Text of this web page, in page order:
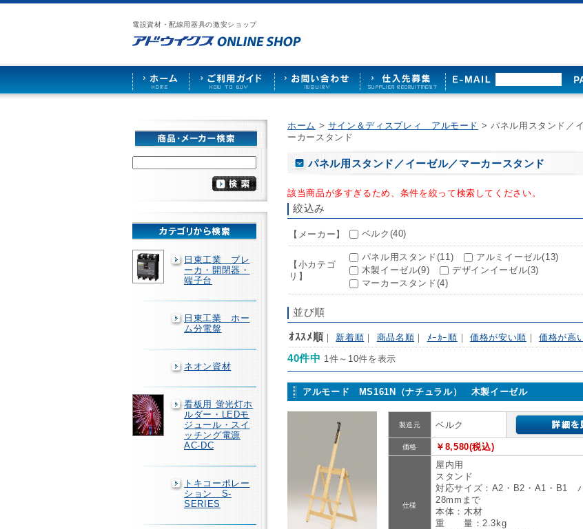
電設資材・配線用器具の激安ショップ
漏
カ
照
ア
ス
ご
ド
お
せ
仕
日東工業 ブレ
ーカ・開閉器・
端子台
日東工業 ホー
ム分電盤
ネオン資材
看板用 蛍光灯ホ
ルダー・LEDモ
ジュール・スイ
ッチング電源
AC-DC
トキコーポレー
ション S-
SERIES
ホーム > サイン＆ディスプレィ アルモード > パネル用スタンド／
ーカースタンド
パネル用スタンド／イーゼル／マーカースタンド
該当商品が多すぎるため、条件を絞って検索してください。
絞込み
【メーカー】 ベルク(40)
【小カテゴ
リ】
パネル用スタンド(11)
アルミイーゼル(13)
木製イーゼル(9)
デザインイーゼル(3)
マーカースタンド(4)
並び順
ｵｽｽﾒ順 ｜ 新着順 ｜ 商品名順 ｜ ﾒｰｶｰ順 ｜価格が安い順 ｜価格が高
40件中 1件～10件を表示
アルモード MS161N（ナチュラル） 木製イーゼル
製造元 ベルク
価格 ￥8,580(税込)
仕様
屋内用
スタンド
対応サイズ：A2・B2・A1・B1
28mmまで
本体：木材
重 量：2.3kg